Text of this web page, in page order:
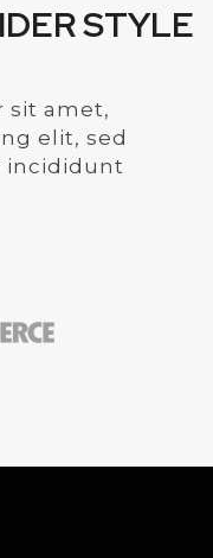
STYLE
sit amet,
elit, sed
incididunt